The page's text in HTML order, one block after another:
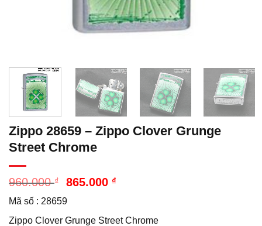
Zippo 28659 – Zippo Clover Grunge
Street Chrome
960.000₫
Giá
là:
960.000 ₫.
865.000 ₫
là:
Mã số : 28659
Zippo Clover Grunge Street Chrome